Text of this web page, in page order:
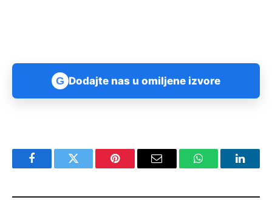
G Dodajte nas u omiljene izvore
FacebookTwitter Pinterest Email WhatsApp